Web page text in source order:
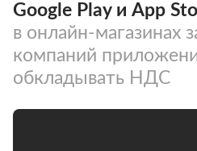
Google Play и App
в онлайн-магазинах
компаний
обкладывать НДС